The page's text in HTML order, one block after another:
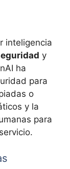
inteligencia
y
ha
para
o
y la
para